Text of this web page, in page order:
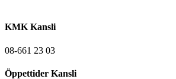
KMK Kansli
08-661 23 03
Öppettider Kansli